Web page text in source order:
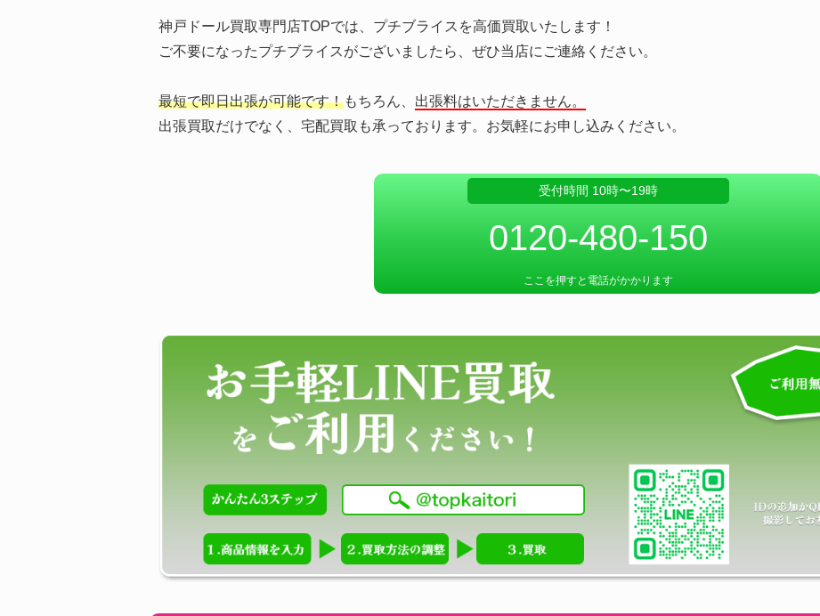
神戸ドール買取専門店TOPでは、プチブライスを高価買取いたします！
ご不要になったプチブライスがございましたら、ぜひ当店にご連絡ください。
最短で即日出張が可能です！もちろん、 出張料はいただきません。
出張買取だけでなく、宅配買取も承っております。お気軽にお申し込みください。
受付時間 10時〜19時
0120-480-150
ここを押すと電話がかかります